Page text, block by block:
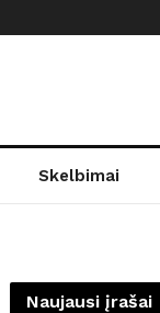
Skelbimai
Naujausi įrašai